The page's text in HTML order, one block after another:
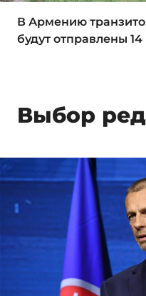
В Армению
будут отправлены
Выбор